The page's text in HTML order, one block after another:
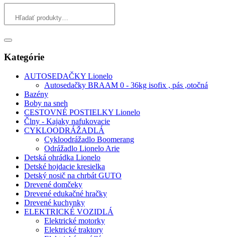
Kategórie
AUTOSEDAČKY Lionelo
Autosedačky BRAAM 0 - 36kg isofix , pás ,otočná
Bazény
Boby na sneh
CESTOVNÉ POSTIELKY Lionelo
Člny - Kajaky nafukovacie
CYKLOODRÁŽADLÁ
Cykloodrážadlo Boomerang
Odrážadlo Lionelo Arie
Detská ohrádka Lionelo
Detské hojdacie kresielka
Detský nosič na chrbát GUTO
Drevené domčeky
Drevené edukačné hračky
Drevené kuchynky
ELEKTRICKÉ VOZIDLÁ
Elektrické motorky
Elektrické traktory